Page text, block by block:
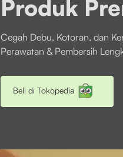
Produk
Cegah Debu, Kotoran, dan
Perawatan & Pembersih
Beli di Tokopedia